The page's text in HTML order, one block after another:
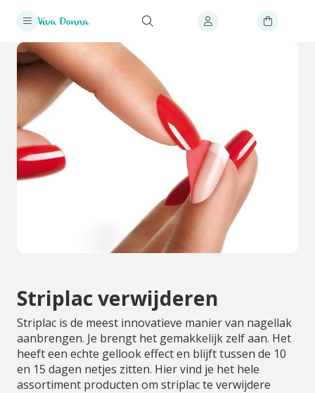
Striplac verwijderen
Striplac is de meest innovatieve manier van nagellak
aanbrengen. Je brengt het gemakkelijk zelf aan. Het
heeft een echte gellook effect en blijft tussen de 10
en 15 dagen netjes zitten. Hier vind je het hele
assortiment producten om striplac te verwijdere